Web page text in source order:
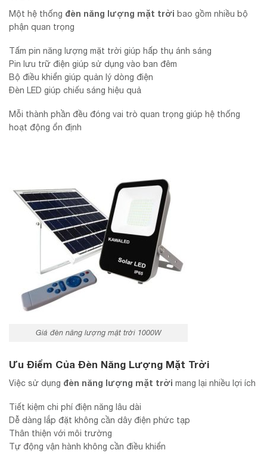
Một hệ thống đèn năng lượng mặt trời bao gồm nhiều bộ
phận quan trọng
Tấm pin năng lượng mặt trời giúp hấp thụ ánh sáng
Pin lưu trữ điện giúp sử dụng vào ban đêm
Bộ điều khiển giúp quản lý dòng điện
Đèn LED giúp chiếu sáng hiệu quả
Mỗi thành phần đều đóng vai trò quan trọng giúp hệ thống
hoạt động ổn định
Giá đèn năng lượng mặt trời 1000W
Ưu Điểm Của Đèn Năng Lượng Mặt Trời
Việc sử dụng đèn năng lượng mặt trời mang lại nhiều lợi ích
Tiết kiệm chi phí điện năng lâu dài
Dễ dàng lắp đặt không cần dây điện phức tạp
Thân thiện với môi trường
Tự động vận hành không cần điều khiển